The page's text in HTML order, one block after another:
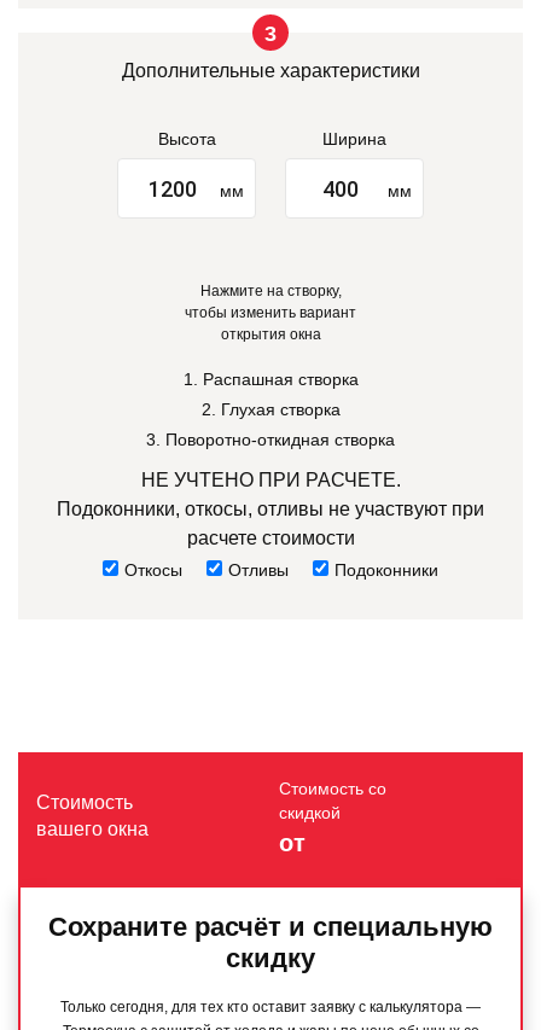
продаж
3
Дополнительные характеристики
Высота
мм
Ширина
мм
Нажмите на створку,
чтобы изменить вариант
открытия окна
1. Распашная створка
2. Глухая створка
3. Поворотно-откидная створка
НЕ УЧТЕНО ПРИ РАСЧЕТЕ.
Подоконники, откосы, отливы не участвуют при
расчете стоимости
Откосы Отливы Подоконники
Стоимость
вашего окна
Стоимость со
скидкой
от
Сохраните расчёт и специальную
скидку
Только сегодня, для тех кто оставит заявку с калькулятора —